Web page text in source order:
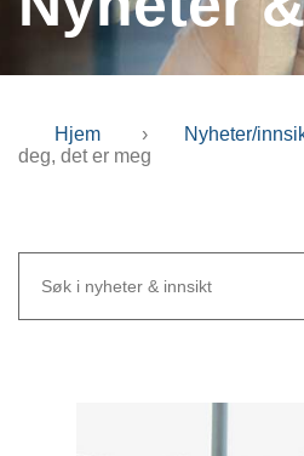
Hjem › Nyheter/
deg, det er meg